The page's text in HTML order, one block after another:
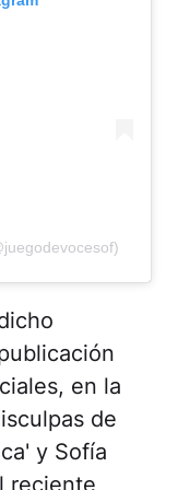
en la
de
y Sofía
reciente